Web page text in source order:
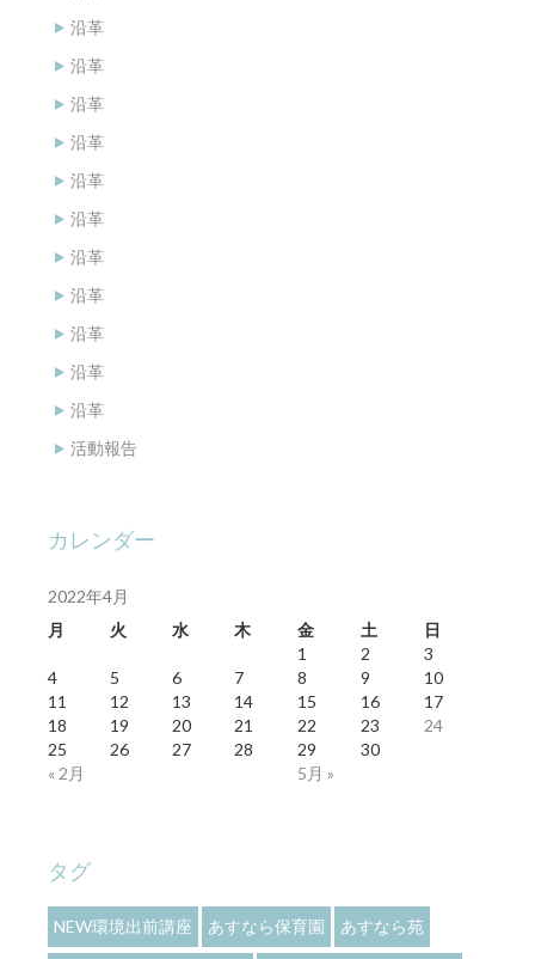
沿革
沿革
沿革
沿革
沿革
沿革
沿革
沿革
沿革
沿革
沿革
活動報告
カレンダー
2022年4月
月
火 水 木 金 土 日
« 2月 5月 »
1 2
3
4
5 6 7 8 9
10
11
12 13 14 15 16
17
18
19 20 21 22 23
24
25
26 27 28 29 30
タグ
NEW環境出前講座 あすなら保育園 あすなら苑